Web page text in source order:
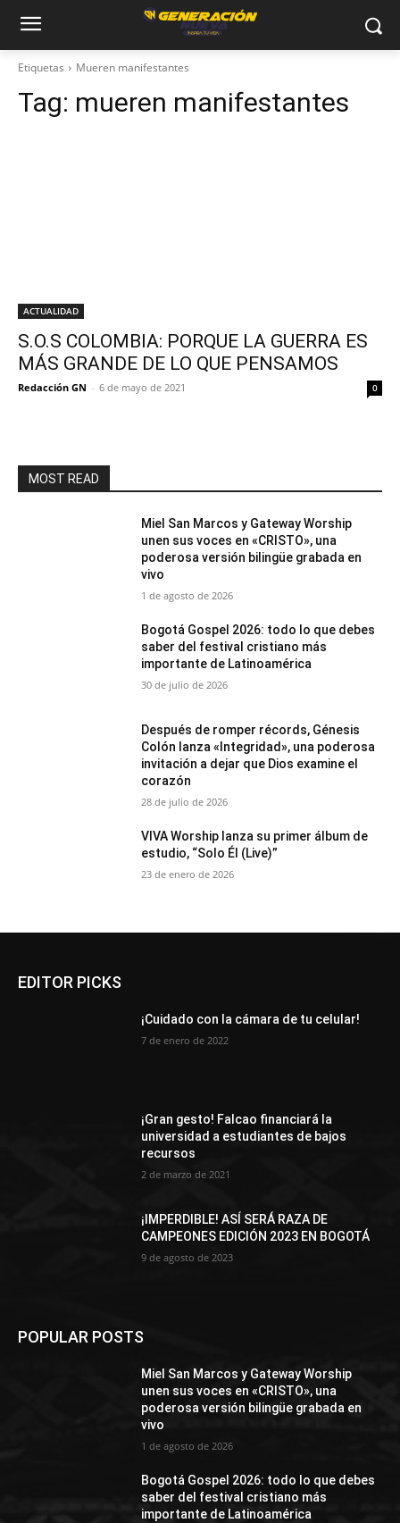
Etiquetas Mueren manifestantes
Tag: mueren manifestantes
ACTUALIDAD
S.O.S COLOMBIA: PORQUE LA GUERRA ES
MÁS GRANDE DE LO QUE PENSAMOS
Redacción GN - 6 de mayo de 2021 0
MOST READ
Miel San Marcos y Gateway Worship
unen sus voces en «CRISTO», una
poderosa versión bilingüe grabada en
vivo
1 de agosto de 2026
Bogotá Gospel 2026: todo lo que debes
saber del festival cristiano más
importante de Latinoamérica
30 de julio de 2026
Después de romper récords, Génesis
Colón lanza «Integridad», una poderosa
invitación a dejar que Dios examine el
corazón
28 de julio de 2026
VIVA Worship lanza su primer álbum de
estudio, “Solo Él (Live)”
23 de enero de 2026
EDITOR PICKS
¡Cuidado con la cámara de tu celular!
7 de enero de 2022
¡Gran gesto! Falcao financiará la
universidad a estudiantes de bajos
recursos
2 de marzo de 2021
¡IMPERDIBLE! ASÍ SERÁ RAZA DE
CAMPEONES EDICIÓN 2023 EN BOGOTÁ
9 de agosto de 2023
POPULAR POSTS
Miel San Marcos y Gateway Worship
unen sus voces en «CRISTO», una
poderosa versión bilingüe grabada en
vivo
1 de agosto de 2026
Bogotá Gospel 2026: todo lo que debes
saber del festival cristiano más
importante de Latinoamérica